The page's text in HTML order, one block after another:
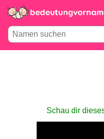
Schau dir